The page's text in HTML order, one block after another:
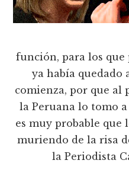
función, para los que
ya había quedado
comienza, por que al
la Peruana lo tomo
es muy probable que
muriendo de la risa
la Periodista